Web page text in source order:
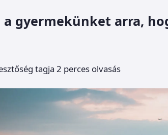
gyermekünket arra,
tagja 2 perces olvasás